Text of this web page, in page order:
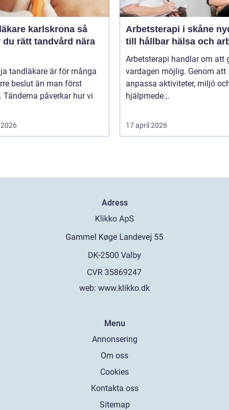
karlskrona så
du rätt tandvård nära
tandläkare är för många
beslut än man först
Tänderna påverkar hur vi
Arbetsterapi i skåne nyckeln
till hållbar hälsa och
Arbetsterapi handlar om att
vardagen möjlig. Genom att
anpassa aktiviteter, miljö
hjälpmede...
17 april 2026
Adress
web: www.klikko.dk
Menu
Annonsering
Om oss
Cookies
Kontakta oss
Sitemap